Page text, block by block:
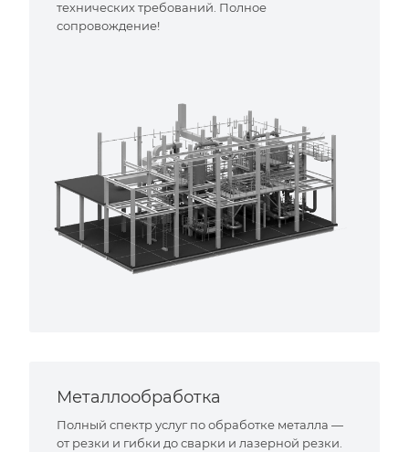
технических требований. Полное
сопровождение!
Металлообработка
Полный спектр услуг по обработке металла —
от резки и гибки до сварки и лазерной резки.